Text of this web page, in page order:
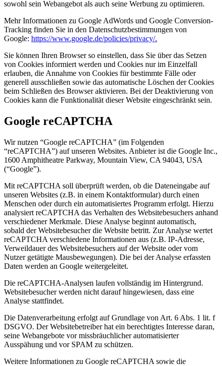
sowohl sein Webangebot als auch seine Werbung zu optimieren.
Mehr Informationen zu Google AdWords und Google Conversion-
Tracking finden Sie in den Datenschutzbestimmungen von
Google: https://www.google.de/policies/privacy/.
Sie können Ihren Browser so einstellen, dass Sie über das Setzen
von Cookies informiert werden und Cookies nur im Einzelfall
erlauben, die Annahme von Cookies für bestimmte Fälle oder
generell ausschließen sowie das automatische Löschen der Cookies
beim Schließen des Browser aktivieren. Bei der Deaktivierung von
Cookies kann die Funktionalität dieser Website eingeschränkt sein.
Google reCAPTCHA
Wir nutzen “Google reCAPTCHA” (im Folgenden
“reCAPTCHA”) auf unseren Websites. Anbieter ist die Google Inc.,
1600 Amphitheatre Parkway, Mountain View, CA 94043, USA
(“Google”).
Mit reCAPTCHA soll überprüft werden, ob die Dateneingabe auf
unseren Websites (z.B. in einem Kontaktformular) durch einen
Menschen oder durch ein automatisiertes Programm erfolgt. Hierzu
analysiert reCAPTCHA das Verhalten des Websitebesuchers anhand
verschiedener Merkmale. Diese Analyse beginnt automatisch,
sobald der Websitebesucher die Website betritt. Zur Analyse wertet
reCAPTCHA verschiedene Informationen aus (z.B. IP-Adresse,
Verweildauer des Websitebesuchers auf der Website oder vom
Nutzer getätigte Mausbewegungen). Die bei der Analyse erfassten
Daten werden an Google weitergeleitet.
Die reCAPTCHA-Analysen laufen vollständig im Hintergrund.
Websitebesucher werden nicht darauf hingewiesen, dass eine
Analyse stattfindet.
Die Datenverarbeitung erfolgt auf Grundlage von Art. 6 Abs. 1 lit. f
DSGVO. Der Websitebetreiber hat ein berechtigtes Interesse daran,
seine Webangebote vor missbräuchlicher automatisierter
Ausspähung und vor SPAM zu schützen.
Weitere Informationen zu Google reCAPTCHA sowie die